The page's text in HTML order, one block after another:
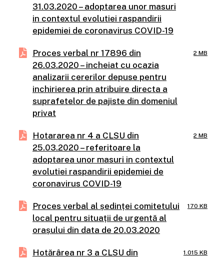
31.03.2020 – adoptarea unor masuri
in contextul evolutiei raspandirii
epidemiei de coronavirus COVID-19
Proces verbal nr 17896 din
26.03.2020 – incheiat cu ocazia
analizarii cererilor depuse pentru
inchirierea prin atribuire directa a
suprafetelor de pajiste din domeniul
privat
2 MB
Hotararea nr 4 a CLSU din
25.03.2020 – referitoare la
adoptarea unor masuri in contextul
evolutiei raspandirii epidemiei de
coronavirus COVID-19
2 MB
Proces verbal al ședinței comitetului
local pentru situații de urgentă al
orașului din data de 20.03.2020
170 KB
Hotărârea nr 3 a CLSU din
1.015 KB